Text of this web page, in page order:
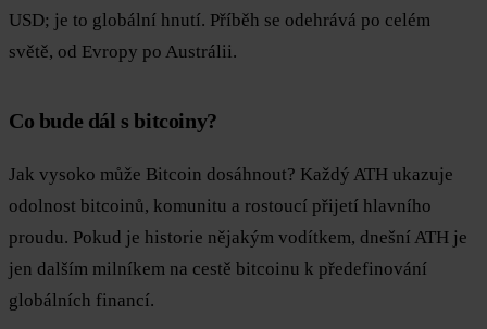
USD; je to globální hnutí. Příběh se odehrává po celém
světě, od Evropy po Austrálii.
Co bude dál s bitcoiny?
Jak vysoko může Bitcoin dosáhnout? Každý ATH ukazuje
odolnost bitcoinů, komunitu a rostoucí přijetí hlavního
proudu. Pokud je historie nějakým vodítkem, dnešní ATH je
jen dalším milníkem na cestě bitcoinu k předefinování
globálních financí.